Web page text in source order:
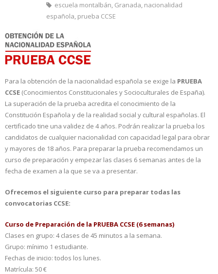
escuela montalbán, Granada, nacionalidad
española, prueba CCSE
Para la obtención de la nacionalidad española se exige la PRUEBA
CCSE (Conocimientos Constitucionales y Socioculturales de España).
La superación de la prueba acredita el conocimiento de la
Constitución Española y de la realidad social y cultural españolas. El
certificado tine una validez de 4 años. Podrán realizar la prueba los
candidatos de cualquier nacionalidad con capacidad legal para obrar
y mayores de 18 años. Para preparar la prueba recomendamos un
curso de preparación y empezar las clases 6 semanas antes de la
fecha de examen a la que se va a presentar.
Ofrecemos el siguiente curso para preparar todas las
convocatorias CCSE:
Curso de Preparación de la PRUEBA CCSE (6 semanas)
Clases en grupo: 4 clases de 45 minutos a la semana.
Grupo: mínimo 1 estudiante.
Fechas de inicio: todos los lunes.
Matrícula: 50 €